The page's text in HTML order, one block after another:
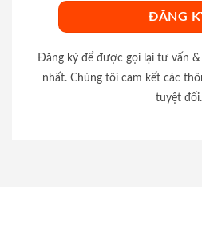
Đăng ký để được gọi lại tư vấn
nhất. Chúng tôi cam kết các
tuyệt đối.